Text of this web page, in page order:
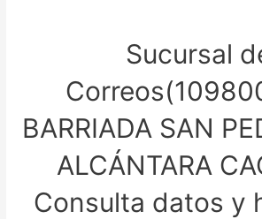
Sucursal
BARRIADA SAN
ALCÁNTARA
Consulta datos y